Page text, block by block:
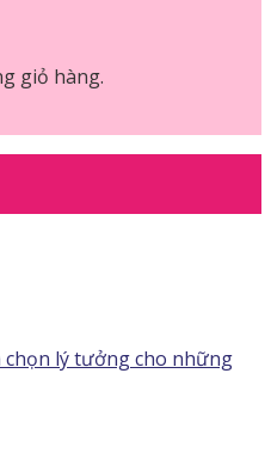
giỏ hàng.
chọn lý tưởng cho những